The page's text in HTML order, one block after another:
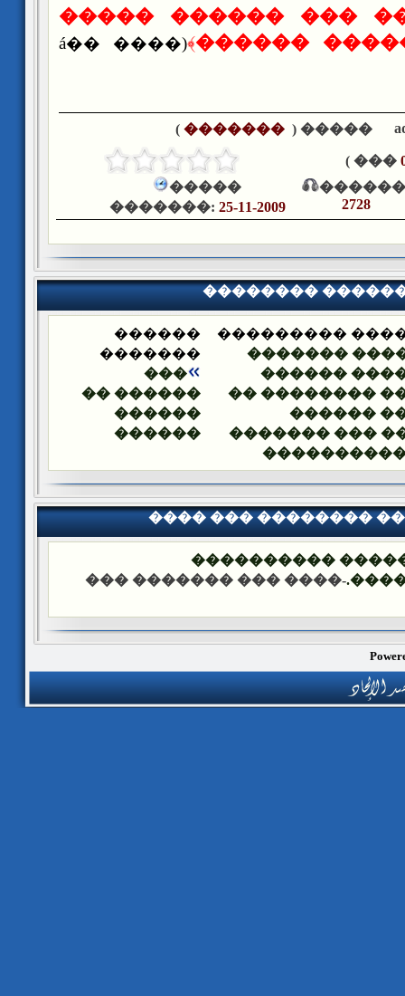
���� ���� �� ���
��� ����﴾ (���� ��á
����� (
�������
)
��� )
�����
�������: 25-11-2009
2728
��������
��������
�������
��������
������
������
����� ���
(�) ��
������
�������
���
������ ��
������
������
���� ��� ��������
��� ����:
-���� ��� ������� ���